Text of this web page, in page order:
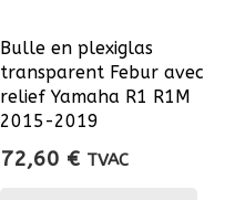
Bulle en plexiglas
transparent Febur avec
relief Yamaha R1 R1M
2015-2019
72,60 € TVAC